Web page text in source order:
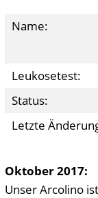
Name:
Leukosetest:
Status:
Letzte
Oktober 2017:
Unser Arcolino